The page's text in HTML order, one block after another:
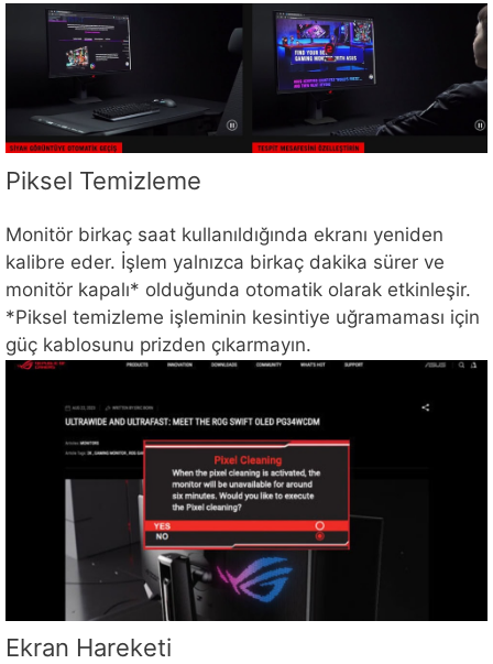
Piksel Temizleme
Monitör birkaç saat kullanıldığında ekranı yeniden
kalibre eder. İşlem yalnızca birkaç dakika sürer ve
monitör kapalı* olduğunda otomatik olarak etkinleşir.
*Piksel temizleme işleminin kesintiye uğramaması için
güç kablosunu prizden çıkarmayın.
Ekran Hareketi